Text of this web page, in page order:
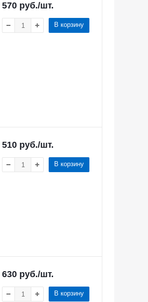
570 руб./шт.
В корзину
510 руб./шт.
В корзину
630 руб./шт.
В корзину